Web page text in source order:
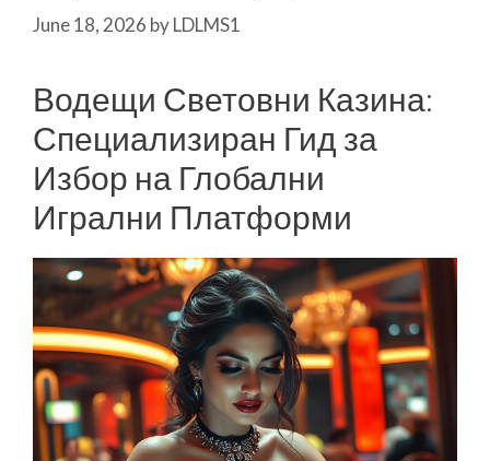
June 18, 2026 byLDLMS1
Водещи Световни Казина:
Специализиран Гид за
Избор на Глобални
Игрални Платформи